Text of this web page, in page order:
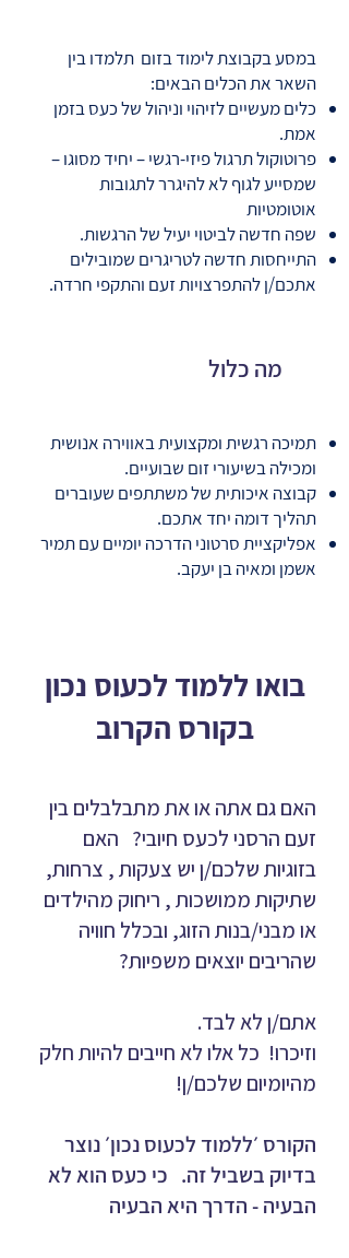
במסע בקבוצת לימוד בזום תלמדו בין
השאר את הכלים הבאים:
כלים מעשיים לזיהוי וניהול של כעס בזמן
אמת.
פרוטוקול תרגול פיזי-רגשי – יחיד מסוגו –
שמסייע לגוף לא להיגרר לתגובות
אוטומטיות
שפה חדשה לביטוי יעיל של הרגשות.
התייחסות חדשה לטריגרים שמובילים
אתכם/ן להתפרצויות זעם והתקפי חרדה.
תמיכה רגשית ומקצועית באווירה אנושית
ומכילה בשיעורי זום שבועיים.
קבוצה איכותית של משתתפים שעוברים
תהליך דומה יחד אתכם.
אפליקציית סרטוני הדרכה יומיים עם תמיר
אשמן ומאיה בן יעקב.
מה כלול
בואו ללמוד לכעוס נכון
בקורס הקרוב
האם גם אתה או את מתבלבלים בין
זעם הרסני לכעס חיובי? האם
בזוגיות שלכם/ן יש צעקות , צרחות,
שתיקות ממושכות , ריחוק מהילדים
או מבני/בנות הזוג, ובכלל חוויה
שהריבים יוצאים משפיות?
אתם/ן לא לבד.
וזיכרו! כל אלו לא חייבים להיות חלק
מהיומיום שלכם/ן!
הקורס ׳ללמוד לכעוס נכון׳ נוצר
בדיוק בשביל זה. כי כעס הוא לא
הבעיה - הדרך היא הבעיה